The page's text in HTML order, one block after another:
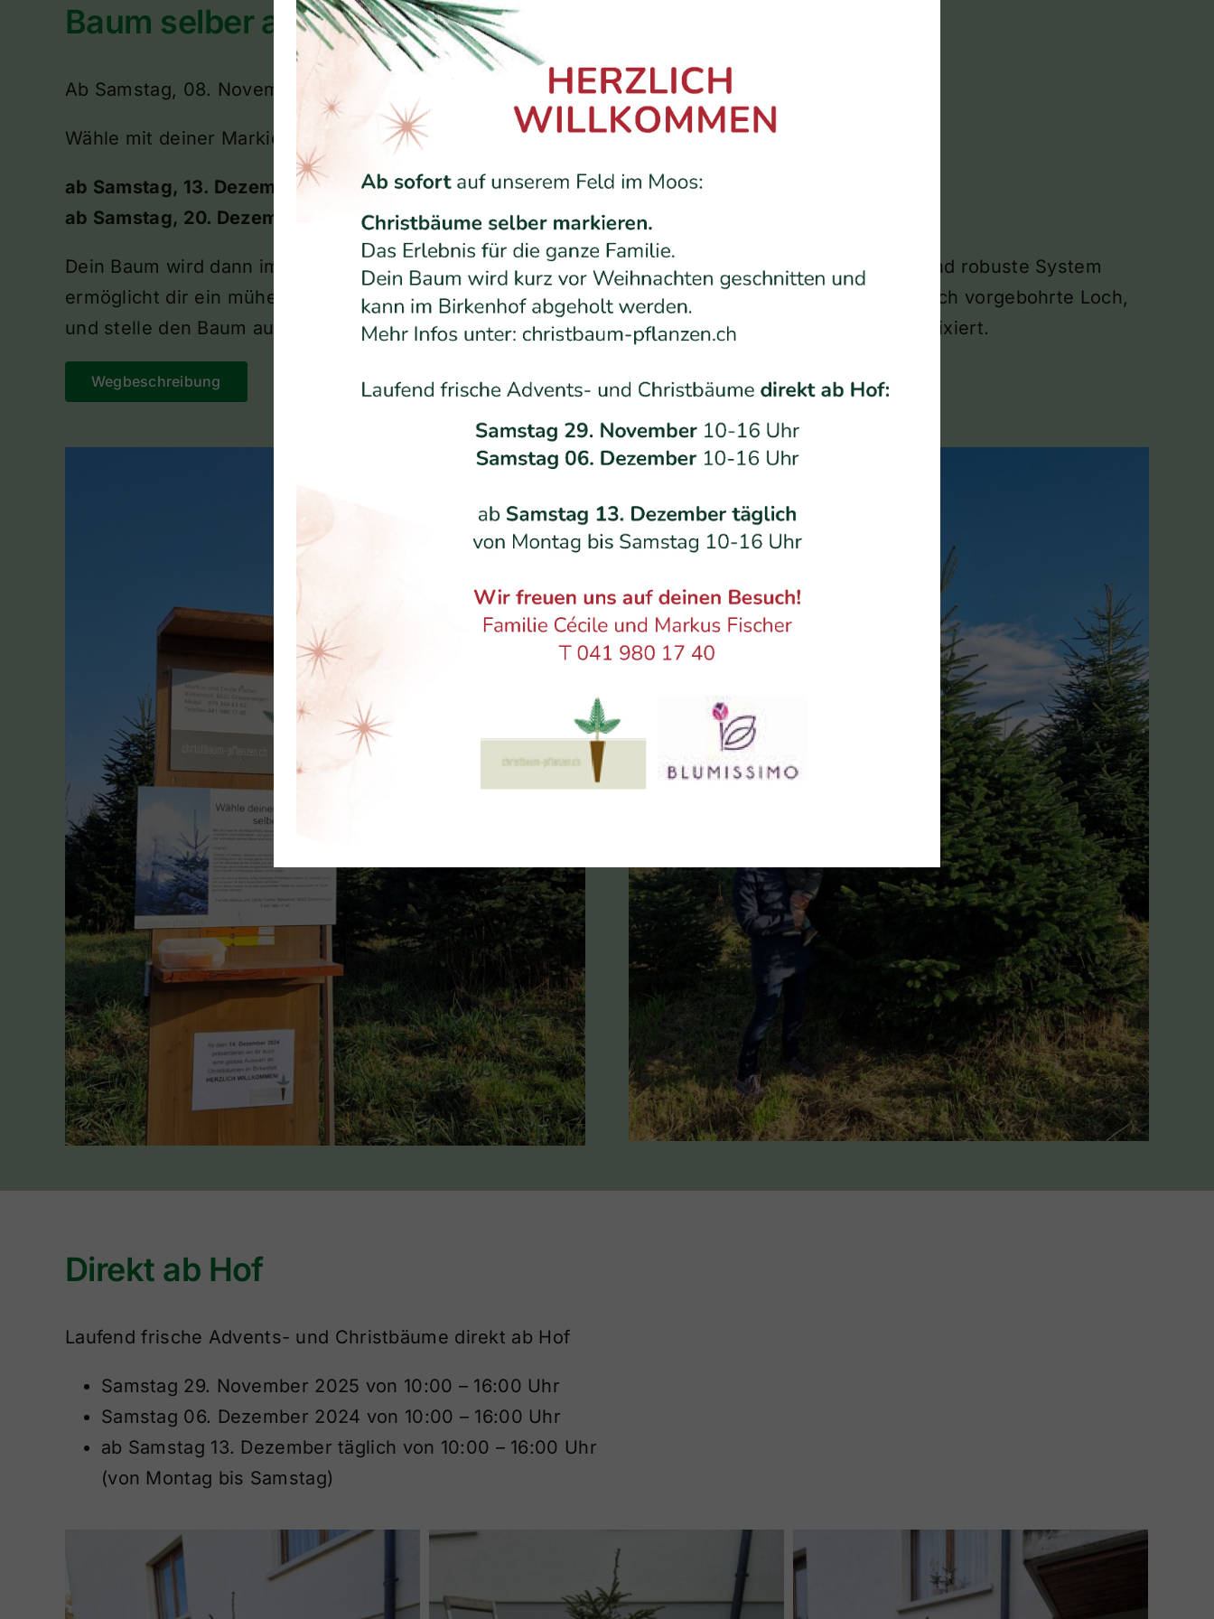
Baum selber aussuchen
Ab Samstag, 08. November 2025 auf unserem Feld imMoos:
Wähle mit deiner Markierung das Abholdatum im Birkenhof gleich selber:
ab Samstag, 13. Dezember 2025
ab Samstag, 20. Dezember 2025
Dein Baum wird dann im Birkenhof mit unserer Easyfix-Bohrmachsine vorbereitet. Das einfache und robuste System
ermöglicht dir ein müheloses Aufstellen in wenigen Sekunden: Stecke dazu den Dorn in das konisch vorgebohrte Loch,
und stelle den Baum auf – fertig! Dein Christbaum ist ohne weitere Justierung gerade und sicher fixiert.
Wegbeschreibung
Direkt ab Hof
Laufend frische Advents- und Christbäume direkt ab Hof
Samstag 29. November 2025 von 10:00 – 16:00 Uhr
Samstag 06. Dezember 2024 von 10:00 – 16:00 Uhr
ab Samstag 13. Dezember täglich von 10:00 – 16:00 Uhr
(von Montag bis Samstag)